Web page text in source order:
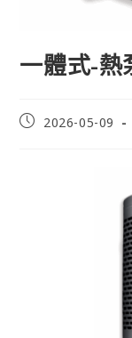
一體式-熱
2026-05-09